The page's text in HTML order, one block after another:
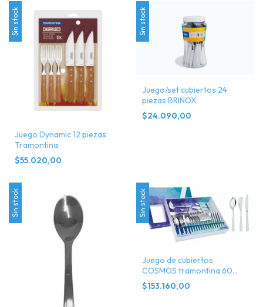
Sin stock
Juego Dynamic 12 piezas
Tramontina
$55.020,00
Sin stock
Juego/set cubiertos 24
piezas BRINOX
$24.090,00
Sin stock Sin stock
Juego de cubiertos
COSMOS tramontina 60
piezas
$153.160,00